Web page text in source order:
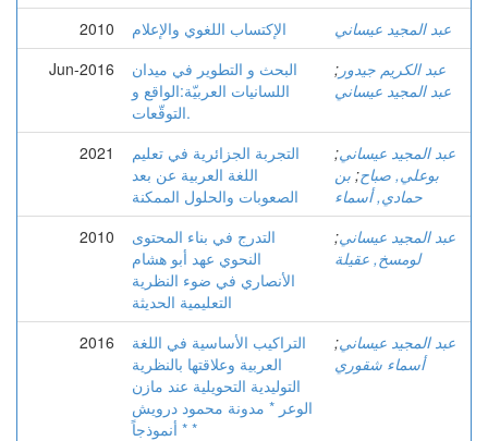
2010
الإكتساب اللغوي والإعلام
عبد المجيد عيساني
Jun-2016
البحث و التطوير في ميدان
اللسانيات العربيّة:الواقع و
التوقّعات.
عبد الكريم جيدور ;
عبد المجيد عيساني
2021
التجربة الجزائرية في تعليم
اللغة العربية عن بعد
الصعوبات والحلول الممكنة
عبد المجيد عيساني;
بوعلي, صباح; بن
حمادي, أسماء
2010
التدرج في بناء المحتوى
النحوي عهد أبو هشام
الأنصاري في ضوء النظرية
التعليمية الحديثة
عبد المجيد عيساني;
لومسخ, عقيلة
2016
التراكيب الأساسية في اللغة
العربية وعلاقتها بالنظرية
التوليدية التحويلية عند مازن
الوعر * مدونة محمود درويش
* أنموذجاً *
عبد المجيد عيساني;
أسماء شقوري